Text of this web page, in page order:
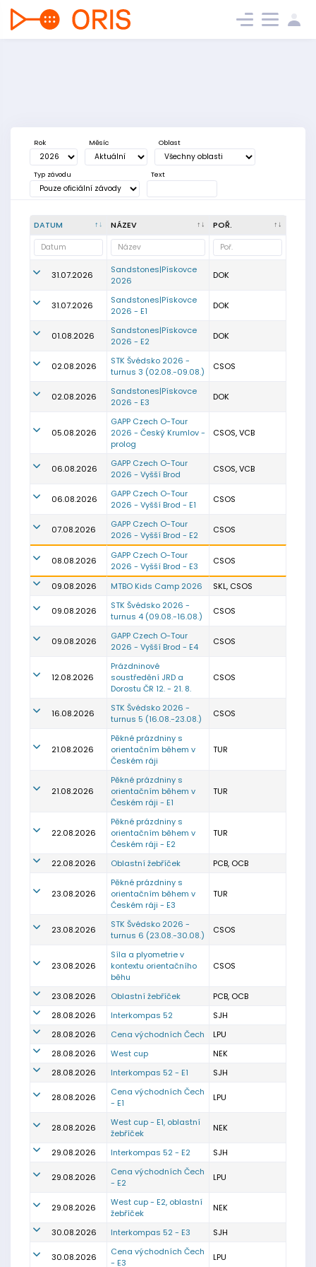
Rok Měsíc Oblast
Typ závodu Text
DATUM NÁZEV POŘ.
31.07.2026
Sandstones|Pískovce
2026
DOK
31.07.2026
Sandstones|Pískovce
2026 - E1
DOK
01.08.2026
Sandstones|Pískovce
2026 - E2
DOK
02.08.2026
STK Švédsko 2026 -
turnus 3 (02.08.-09.08.)
CSOS
02.08.2026
Sandstones|Pískovce
2026 - E3
DOK
05.08.2026
GAPP Czech O-Tour
2026 - Český Krumlov -
prolog
CSOS, VCB
06.08.2026
GAPP Czech O-Tour
2026 - Vyšší Brod
CSOS, VCB
06.08.2026
GAPP Czech O-Tour
2026 - Vyšší Brod - E1
CSOS
07.08.2026
GAPP Czech O-Tour
2026 - Vyšší Brod - E2
CSOS
08.08.2026
GAPP Czech O-Tour
2026 - Vyšší Brod - E3
CSOS
09.08.2026 MTBO Kids Camp 2026 SKL, CSOS
09.08.2026
STK Švédsko 2026 -
turnus 4 (09.08.-16.08.)
CSOS
09.08.2026
GAPP Czech O-Tour
2026 - Vyšší Brod - E4
CSOS
12.08.2026
Prázdninové
soustředění JRD a
Dorostu ČR 12. - 21. 8.
CSOS
16.08.2026
STK Švédsko 2026 -
turnus 5 (16.08.-23.08.)
CSOS
21.08.2026
Pěkné prázdniny s
orientačním během v
Českém ráji
TUR
21.08.2026
Pěkné prázdniny s
orientačním během v
Českém ráji - E1
TUR
22.08.2026
Pěkné prázdniny s
orientačním během v
Českém ráji - E2
TUR
22.08.2026 Oblastní žebříček PCB, OCB
23.08.2026
Pěkné prázdniny s
orientačním během v
Českém ráji - E3
TUR
23.08.2026
STK Švédsko 2026 -
turnus 6 (23.08.-30.08.)
CSOS
23.08.2026
Síla a plyometrie v
kontextu orientačního
běhu
CSOS
23.08.2026 Oblastní žebříček
PCB, OCB
28.08.2026
Interkompas 52
SJH
28.08.2026
Cena východních Čech
LPU
28.08.2026
West cup
NEK
28.08.2026
Interkompas 52 - E1 SJH
28.08.2026
Cena východních Čech
- E1
LPU
28.08.2026
West cup - E1, oblastní
žebříček
NEK
29.08.2026 Interkompas 52 - E2 SJH
29.08.2026
Cena východních Čech
- E2
LPU
29.08.2026
West cup - E2, oblastní
žebříček
NEK
30.08.2026 Interkompas 52 - E3 SJH
30.08.2026
Cena východních Čech
- E3
LPU